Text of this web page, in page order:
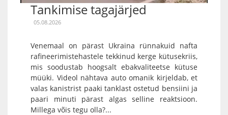
Tankimise tagajärjed
05.08.2026
Venemaal on pärast Ukraina rünnakuid nafta
rafineerimistehastele tekkinud kerge kütusekriis,
mis soodustab hoogsalt ebakvaliteetse kütuse
müüki. Videol nähtava auto omanik kirjeldab, et
valas kanistrist paaki tanklast ostetud bensiini ja
paari minuti pärast algas selline reaktsioon.
Millega võis tegu olla?...